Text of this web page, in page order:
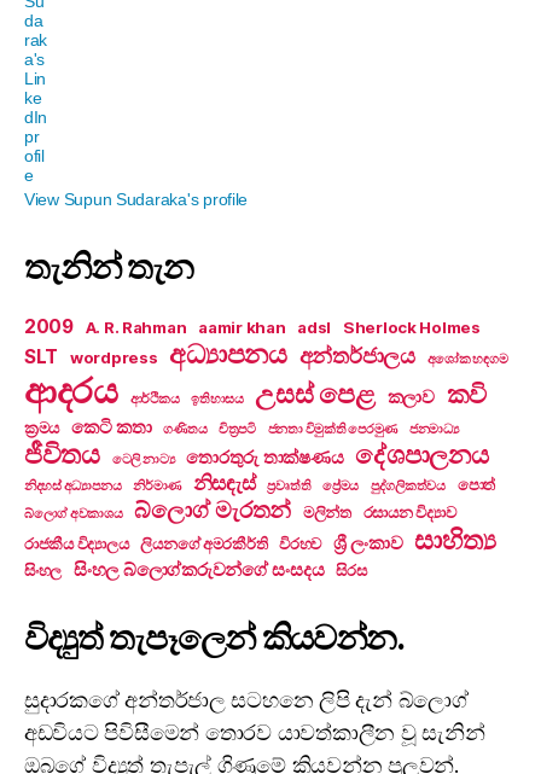
View Supun Sudaraka's profile
තැනින් තැන
2009 A. R. Rahman aamir khan adsl Sherlock Holmes
SLT wordpress අධ්‍යාපනය අන්තර්ජාලය අශෝක හඳගම
ආදරය ආර්ථිකය ඉතිහාසය උසස් පෙළ කලාව කවි
ක්‍රමය කෙටි කතා ගණිතය චිත්‍රපටි ජනතා විමුක්ති පෙරමුණ ජනමාධ්‍ය
ජීවිතය ටෙලි නාට්‍ය තොරතුරු තාක්ෂණය දේශපාලනය
නිදහස් අධ්‍යාපනය නිර්මාණ නිසඳැස් ප්‍රවෘත්ති ප්‍රේමය පුද්ගලිකත්වය පොත්
බ්ලොග් අවකාශය බ්ලොග් මැරතන් මලින්ත
රසායන විද්‍යාව
රාජකීය විද්‍යාලය
ලියනගේ අමරකීර්ති විරහව ශ්‍රී ලංකාව සාහිත්‍ය
සිංහල සිංහල බ්ලොග්කරුවන්ගේ සංසදය සිරස
විද්‍යුත් තැපෑලෙන් කියවන්න.
සුදාරකගේ අන්තර්ජාල සටහනෙ ලිපි දැන් බ්ලොග්
අඩවියට පිවිසීමෙන් තොරව යාවත්කාලීන වූ සැනින්
ඔබගේ විද්‍යුත් තැපැල් ගිණුමේ කියවන්න පුලුවන්.